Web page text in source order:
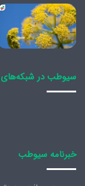
سیوطب در شبکه‌های
خبرنامه سیوطب